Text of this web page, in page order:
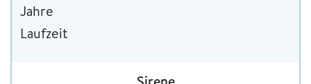
Jahre
Laufzeit